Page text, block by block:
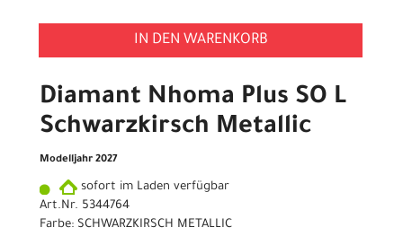
IN DEN WARENKORB
Diamant Nhoma Plus SO L
Schwarzkirsch Metallic
Modelljahr 2027
sofort im Laden verfügbar
Art.Nr. 5344764
Farbe: SCHWARZKIRSCH METALLIC